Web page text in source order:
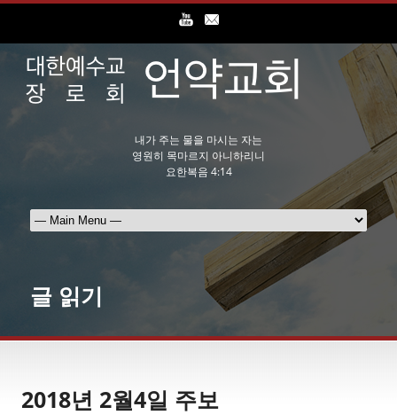
내가 주는 물을 마시는 자는
영원히 목마르지 아니하리니
요한복음 4:14
글 읽기
2018년 2월4일 주보